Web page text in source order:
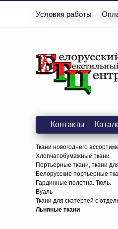
Условия работы
Контакты
Ткани новогоднего
Хлопчатобумажные ткани
Портьерные ткани, ткани
Белорусские портьерные
Гардинные полотна. Тюль.
Вуаль
Ткани для скатертей с
Льняные ткани